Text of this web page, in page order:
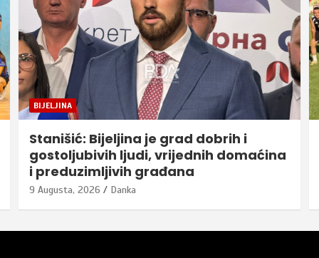
BIJELJINA
Stanišić: Bijeljina je grad dobrih i
gostoljubivih ljudi, vrijednih domaćina
i preduzimljivih građana
9 Augusta, 2026 Danka